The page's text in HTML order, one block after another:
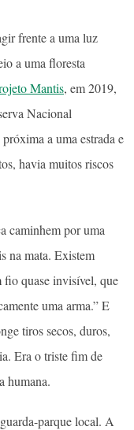
frente a uma luz
a uma floresta
Mantis, em 2019,
Nacional
a uma estrada e
havia muitos riscos
caminhem por uma
na mata. Existem
fio quase invisível, que
uma arma.” E
tiros secos, duros,
Era o triste fim de
humana.
parque local. A